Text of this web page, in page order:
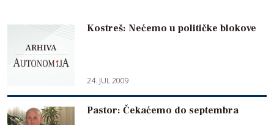
Kostreš: Nećemo u političke blokove
24. JUL 2009
Pastor: Čekaćemo do septembra